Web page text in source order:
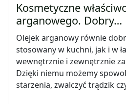
Kosmetyczne
arganowego. Dobry…
Olejek arganowy równie
stosowany w kuchni, jak i w
wewnętrznie i zewnętrznie
Dzięki niemu możemy
starzenia, zwalczyć trądzik